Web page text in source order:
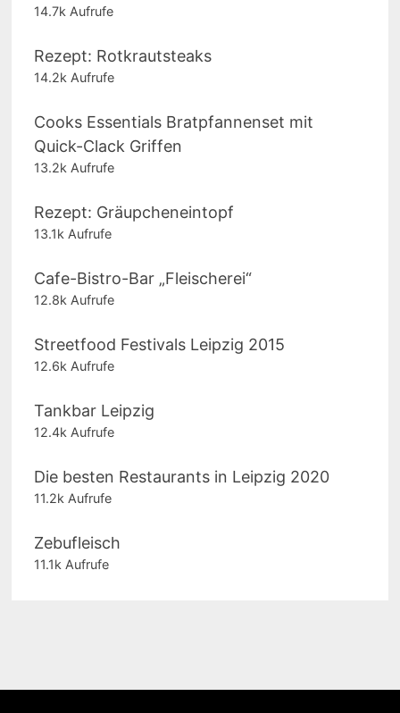
14.7k Aufrufe
Rezept: Rotkrautsteaks
14.2k Aufrufe
Cooks Essentials Bratpfannenset mit
Quick-Clack Griffen
13.2k Aufrufe
Rezept: Gräupcheneintopf
13.1k Aufrufe
Cafe-Bistro-Bar „Fleischerei“
12.8k Aufrufe
Streetfood Festivals Leipzig 2015
12.6k Aufrufe
Tankbar Leipzig
12.4k Aufrufe
Die besten Restaurants in Leipzig 2020
11.2k Aufrufe
Zebufleisch
11.1k Aufrufe